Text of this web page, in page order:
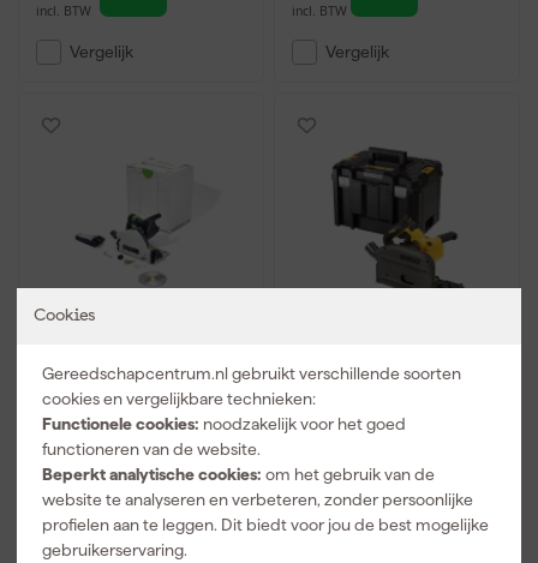
Cookies
Gereedschapcentrum.nl gebruikt verschillende soorten
cookies en vergelijkbare technieken:
Functionele cookies: noodzakelijk voor het goed
functioneren van de website.
Beperkt analytische cookies: om het gebruik van de
website te analyseren en verbeteren, zonder persoonlijke
profielen aan te leggen. Dit biedt voor jou de best mogelijke
gebruikerservaring.
incl. BTW
Vergelijk
incl. BTW
Vergelijk
Basic 18V Accu
invalcirkelzaag - 160
mm
Morgen bezorgd
759,36
incl. BTW
54V Li-ion XR FlexVolt
accu invalzaag body in
TSTAK - 165mm -
snelwissel -
Morgen bezorgd
Adviesprijs 748,99
558,00